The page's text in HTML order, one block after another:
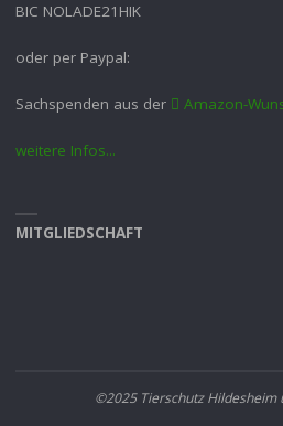
BIC NOLADE21HIK
oder per Paypal:
Sachspenden aus der Amazon-
weitere Infos...
MITGLIEDSCHAFT
©2025 Tierschutz Hildesheim